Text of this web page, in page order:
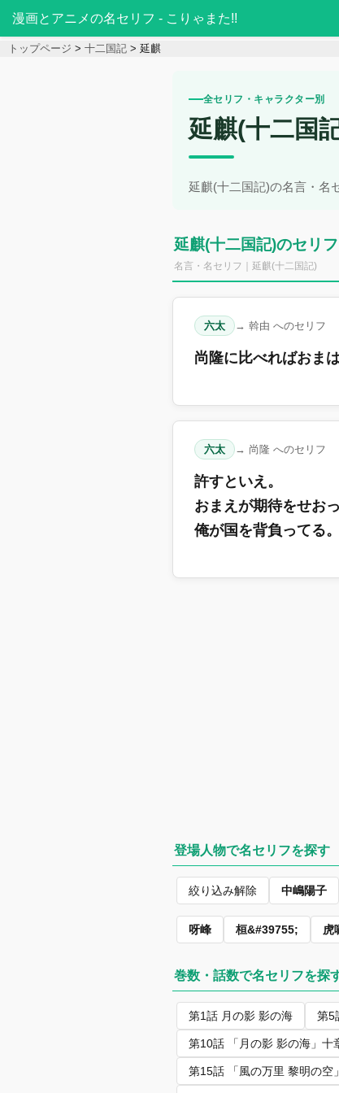
漫画とアニメの名セリフ - こりゃまた!!
トップページ 十二国記 延麒
全セリフ・キャラクター別
延麒(十二国
延麒(十二国記)の名言・名
延麒(十二国記)のセリ
名言・名セリフ｜延麒(十二国記)
六太 → 斡由 へのセリフ
尚隆に比べればおま
六太 → 尚隆 へのセリフ
許すといえ。
おまえが期待をせお
俺が国を背負ってる。
登場人物で名セリフを探す
絞り込み解除 中嶋陽子
呀峰 桓&#39755; 虎
巻数・話数で名セリフを探
第1話 月の影 影の海 第5
第10話 「月の影 影の海」十
第15話 「風の万里 黎明の